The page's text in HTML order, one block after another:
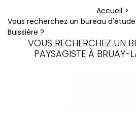
Accueil
Vous recherchez un bureau
Buissière ?
VOUS RECHERCHEZ UN
PAYSAGISTE À BRUAY-